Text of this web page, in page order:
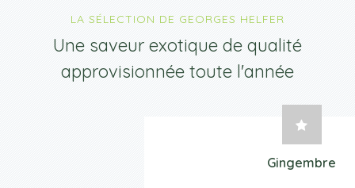
LA SÉLECTION DE GEORGES HELFER
Une saveur exotique de qualité
approvisionnée toute l'année
Gingembre